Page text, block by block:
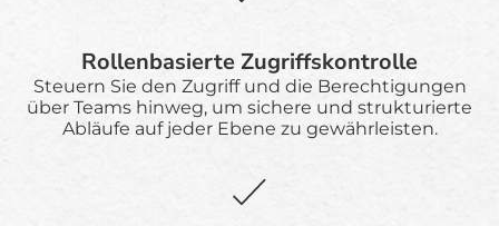
Rollenbasierte Zugriffskontrolle
Steuern Sie den Zugriff und die Berechtigungen
über Teams hinweg, um sichere und strukturierte
Abläufe auf jeder Ebene zu gewährleisten.